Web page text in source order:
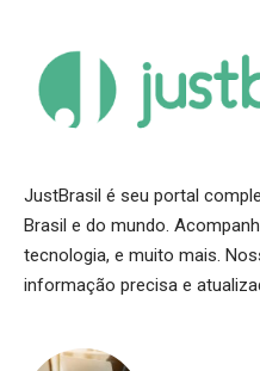
JustBrasil é seu portal
Brasil e do mundo.
tecnologia, e muito mais.
informação precisa e